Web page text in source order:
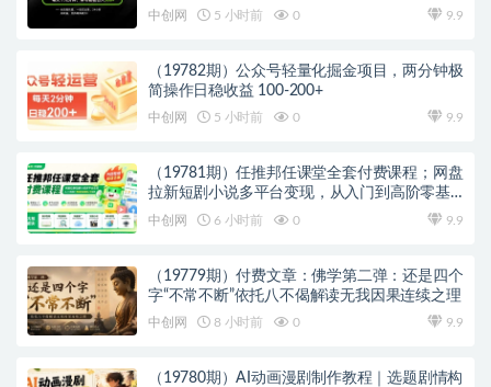
中创网 5 小时前 0 9.9
（19782期）公众号轻量化掘金项目，两分钟极
简操作日稳收益 100-200+
中创网 5 小时前 0 9.9
（19781期）任推邦任课堂全套付费课程；网盘
拉新短剧小说多平台变现，从入门到高阶零基
础也能轻松上手实操
中创网 6 小时前 0 9.9
（19779期）付费文章：佛学第二弹：还是四个
字“不常不断”依托八不偈解读无我因果连续之理
中创网 8 小时前 0 9.9
（19780期）AI动画漫剧制作教程｜选题剧情构